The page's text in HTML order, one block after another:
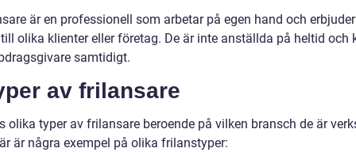
är en professionell som arbetar på egen hand och
olika klienter eller företag. De är inte anställda på heltid och
samtidigt.
av frilansare
olika typer av frilansare beroende på vilken bransch de är
är några exempel på olika frilanstyper: